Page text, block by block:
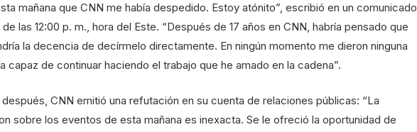
mañana que CNN me había despedido. Estoy atónito”, escribió en un comunicado
las 12:00 p. m., hora del Este. “Después de 17 años en CNN, habría pensado que
la decencia de decírmelo directamente. En ningún momento me dieron ninguna
capaz de continuar haciendo el trabajo que he amado en la cadena”.
CNN emitió una refutación en su cuenta de relaciones públicas: “La
sobre los eventos de esta mañana es inexacta. Se le ofreció la oportunidad de